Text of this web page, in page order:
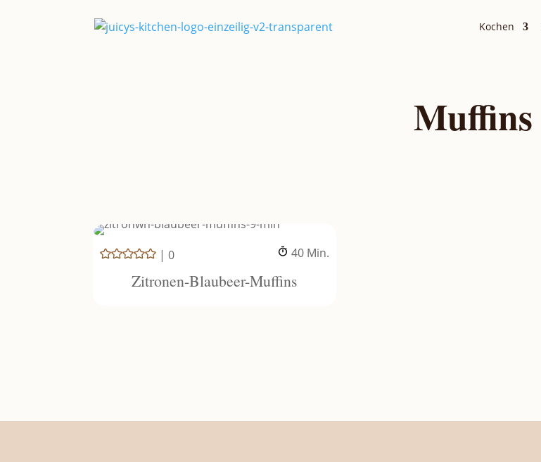
Kochen
Muffins
| 0 40Minuten
Min.
Zitronen-Blaubeer-Muffins